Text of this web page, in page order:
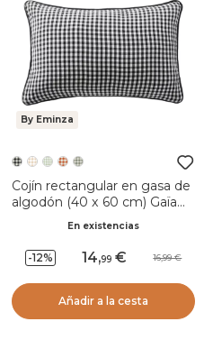
By Eminza
Cojín rectangular en gasa de
algodón (40 x 60 cm) Gaïa
vichy NegroEn existencias
-12% 14,99 16,99
Añadir a la cesta